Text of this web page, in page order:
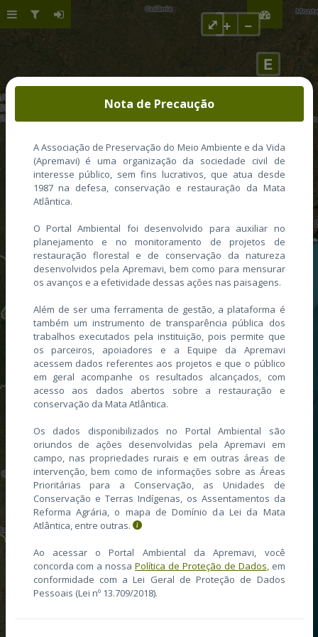
+ −
E
⤢
Nota de Precaução
A Associação de Preservação do Meio Ambiente e da Vida
(Apremavi) é uma organização da sociedade civil de
interesse público, sem fins lucrativos, que atua desde
1987 na defesa, conservação e restauração da Mata
Atlântica.
O Portal Ambiental foi desenvolvido para auxiliar no
planejamento e no monitoramento de projetos de
restauração florestal e de conservação da natureza
desenvolvidos pela Apremavi, bem como para mensurar
os avanços e a efetividade dessas ações nas paisagens.
Além de ser uma ferramenta de gestão, a plataforma é
também um instrumento de transparência pública dos
trabalhos executados pela instituição, pois permite que
os parceiros, apoiadores e a Equipe da Apremavi
acessem dados referentes aos projetos e que o público
em geral acompanhe os resultados alcançados, com
acesso aos dados abertos sobre a restauração e
conservação da Mata Atlântica.
Os dados disponibilizados no Portal Ambiental são
oriundos de ações desenvolvidas pela Apremavi em
campo, nas propriedades rurais e em outras áreas de
intervenção, bem como de informações sobre as Áreas
Prioritárias para a Conservação, as Unidades de
Conservação e Terras Indígenas, os Assentamentos da
Reforma Agrária, o mapa de Domínio da Lei da Mata
Atlântica, entre outras.
Ao acessar o Portal Ambiental da Apremavi, você
concorda com a nossaPolítica de Proteção de Dados , em
conformidade com a Lei Geral de Proteção de Dados
Pessoais (Lei nº 13.709/2018).